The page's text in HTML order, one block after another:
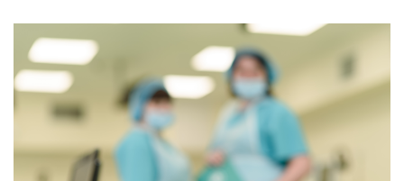
ALL FIELDS ARE REQUIRED.
Close Appointment form